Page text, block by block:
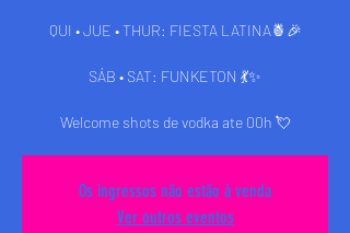
QUI • JUE • THUR: FIESTA LATINA🍍🎉
SÁB • SAT: FUNKETON 💃✨
Welcome shots de vodka ate 00h 💘
Os ingressos não estão à venda
Ver outros eventos